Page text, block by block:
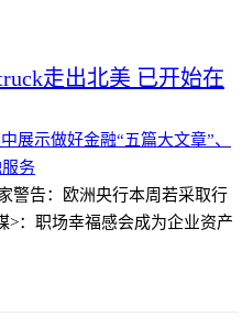
走出北美 已开始在
展示做好金融“五篇大文章”、
务
警告：欧洲央行本周若采取行
>：职场幸福感会成为企业资产